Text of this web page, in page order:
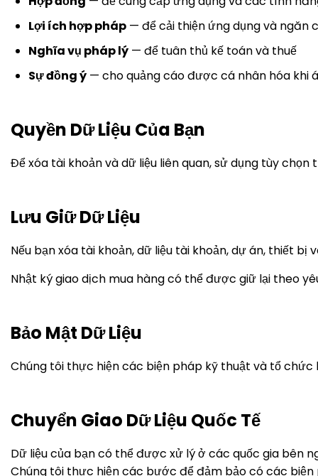
Lợi ích hợp pháp — để cải thiện ứng dụng và ngăn
Nghĩa vụ pháp lý — để tuân thủ kế toán và thuế
Sự đồng ý — cho quảng cáo được cá nhân hóa khi
Quyền Dữ Liệu Của Bạn
Để xóa tài khoản và dữ liệu liên quan, sử dụng tùy
Lưu Giữ Dữ Liệu
Nếu bạn xóa tài khoản, dữ liệu tài khoản, dự án, thiết bị
Nhật ký giao dịch mua hàng có thể được giữ lại theo
Bảo Mật Dữ Liệu
Chúng tôi thực hiện các biện pháp kỹ thuật và tổ
Chuyển Giao Dữ Liệu Quốc Tế
Dữ liệu của bạn có thể được xử lý ở các quốc gia bên
Chúng tôi thực hiện các bước để đảm bảo có các biện